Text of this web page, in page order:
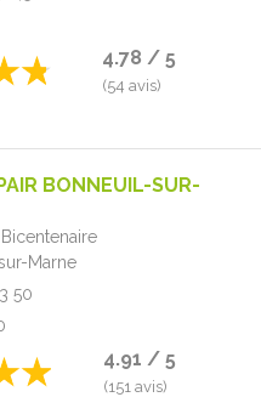
4.78 / 5
(54 avis)
BONNEUIL-SUR-
Marne
50
4.91 / 5
(151 avis)